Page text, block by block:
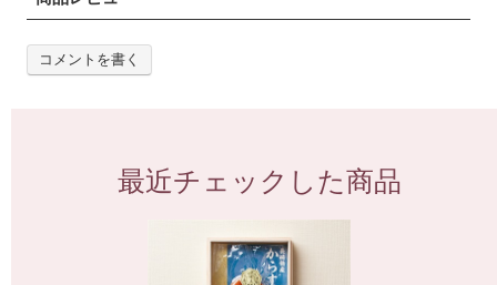
コメントを書く
最近チェックした商品